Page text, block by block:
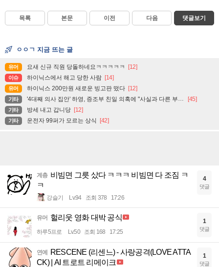
목록 본문 이전 다음 댓글보기
ㅇㅇㄱ 지금 뜨는 글
유머 요새 신규 직원 당돌하네요ㅋㅋㅋㅋㅋ [12]
이슈 하이닉스에서 해고 당한 사람 [14]
유머 하이닉스 200만원 새로운 빙고판 떴다 [12]
기타 '4대째 의사 집안' 하영, 증조부 친일 의혹에 "사실과 다른 부분 있어" [45]
기타 방세 내고 갑니당 [12]
기타 운전자 99퍼가 모르는 상식 [42]
계층 비빔면 그릇 샀다 ㅋㅋㅋ 비빔면 다 조짐 ㅋ
ㅋ
강슬기 Lv.94 조회 378 17:26
4
댓글
유머 헐리웃 영화 대박 공식
하루5프로 Lv.50 조회 168 17:25
1
댓글
연예
RESCENE (리센느) - 사랑공격(LOVE ATTA
CK) | AI 트로트 리메이크
1
댓글